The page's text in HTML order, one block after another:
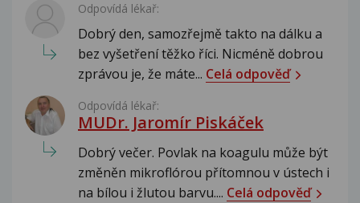
Odpovídá lékař:
Dobrý den, samozřejmě takto na dálku a
bez vyšetření těžko říci. Nicméně dobrou
zprávou je, že máte... Celá odpověď
Odpovídá lékař:
MUDr. Jaromír Piskáček
Dobrý večer. Povlak na koagulu může být
změněn mikroflórou přítomnou v ústech i
na bílou i žlutou barvu.... Celá odpověď